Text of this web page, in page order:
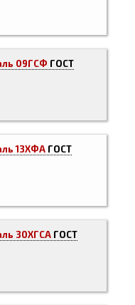
09ГСФ ГОСТ
13ХФА ГОСТ
30ХГСА ГОСТ